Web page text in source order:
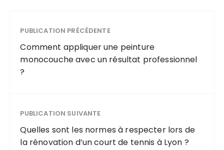
PUBLICATION PRÉCÉDENTE
Comment appliquer une peinture
monocouche avec un résultat professionnel
?
PUBLICATION SUIVANTE
Quelles sont les normes à respecter lors de
la rénovation d’un court de tennis à Lyon ?